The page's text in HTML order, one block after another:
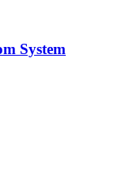
System